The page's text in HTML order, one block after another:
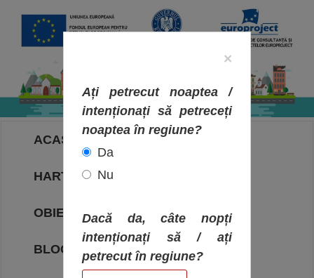
ACASA
HARTA OBIECTIVELOR
OBIECTIVE
BLOG
×
Ați petrecut noaptea /
intenționați să petreceți
noaptea în regiune?
Da
Nu
Dacă da, câte nopți
intenționați să / ați
petrecut în regiune?